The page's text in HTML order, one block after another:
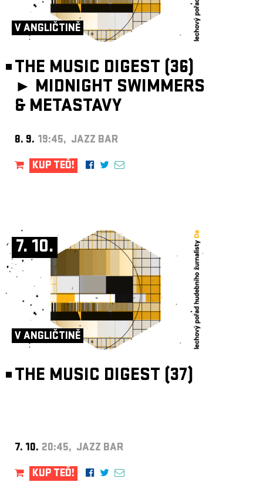
V ANGLIČTINĚ
THE MUSIC DIGEST (36)
► MIDNIGHT SWIMMERS
& METASTAVY
8. 9. 19:45, JAZZ BAR
KUP TEĎ!
7. 10.
V ANGLIČTINĚ
THE MUSIC DIGEST (37)
7. 10. 20:45, JAZZ BAR
KUP TEĎ!